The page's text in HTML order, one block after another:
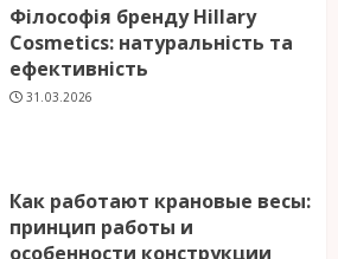
Філософія бренду Hillary
Cosmetics: натуральність та
ефективність
31.03.2026
Как работают крановые весы:
принцип работы и
особенности конструкции